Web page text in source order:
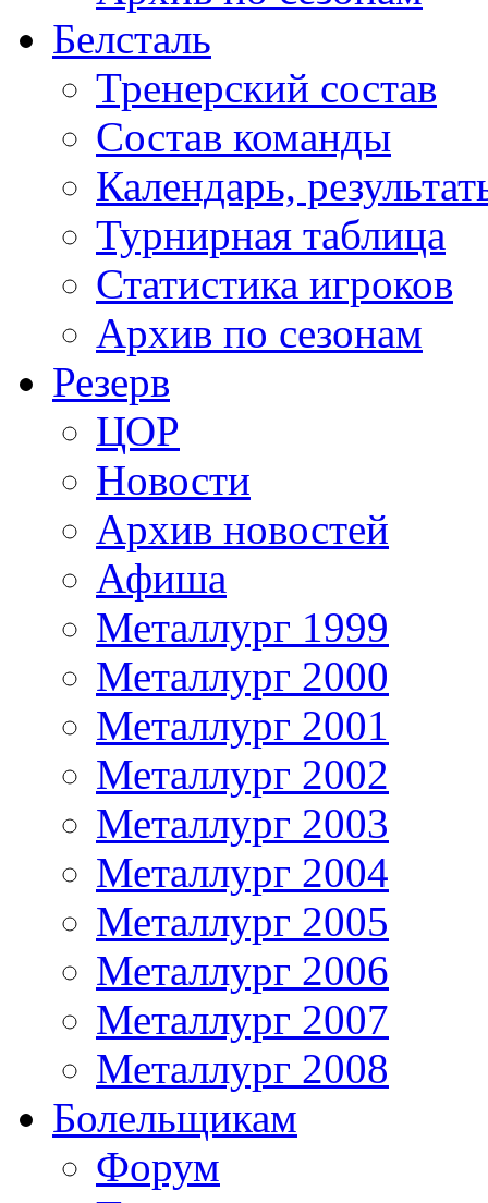
Белсталь
Тренерский состав
Состав команды
Календарь,
Турнирная таблица
Статистика игроков
Архив по сезонам
Резерв
ЦОР
Новости
Архив новостей
Афиша
Металлург 1999
Металлург 2000
Металлург 2001
Металлург 2002
Металлург 2003
Металлург 2004
Металлург 2005
Металлург 2006
Металлург 2007
Металлург 2008
Болельщикам
Форум